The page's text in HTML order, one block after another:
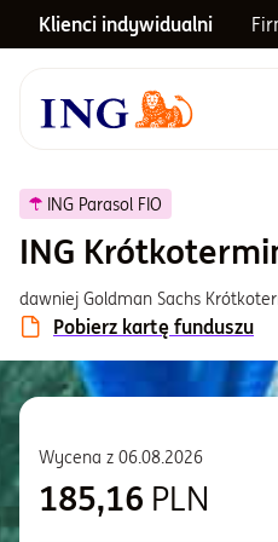
Klienci indywidualni
Menu główne
Notowania
Inwestycje
Centrum pomocy
ING Parasol FIO
ING
dawniej Goldman Sachs
Pobierz kartę funduszu
Wycena z 06.08.2026
185,16 PLN